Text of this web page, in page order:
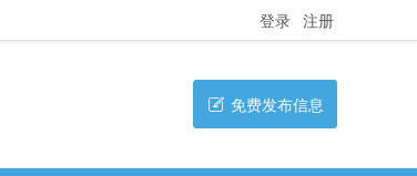
登录 注册
免费发布信息